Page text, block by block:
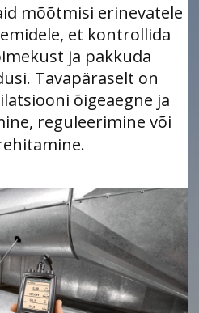
mõõtmisi erinevatele
et kontrollida
ja pakkuda
Tavapäraselt on
õigeaegne ja
reguleerimine või